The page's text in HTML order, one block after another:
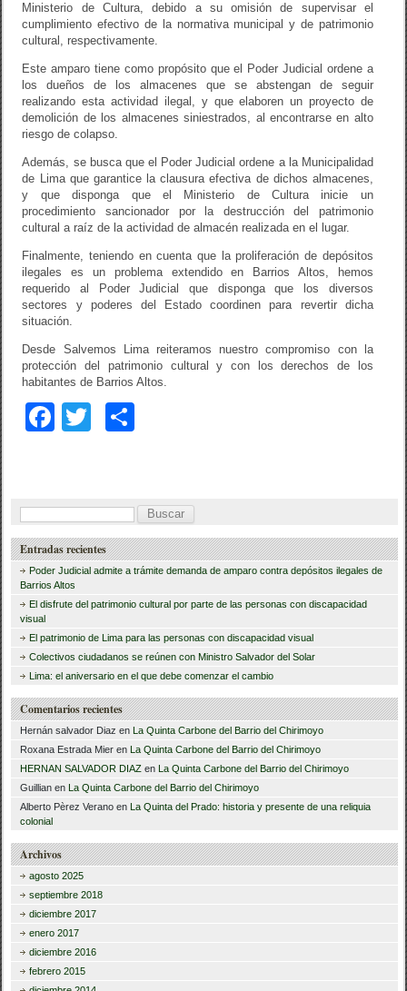
Ministerio de Cultura, debido a su omisión de supervisar el
cumplimiento efectivo de la normativa municipal y de patrimonio
cultural, respectivamente.
Este amparo tiene como propósito que el Poder Judicial ordene a
los dueños de los almacenes que se abstengan de seguir
realizando esta actividad ilegal, y que elaboren un proyecto de
demolición de los almacenes siniestrados, al encontrarse en alto
riesgo de colapso.
Además, se busca que el Poder Judicial ordene a la Municipalidad
de Lima que garantice la clausura efectiva de dichos almacenes,
y que disponga que el Ministerio de Cultura inicie un
procedimiento sancionador por la destrucción del patrimonio
cultural a raíz de la actividad de almacén realizada en el lugar.
Finalmente, teniendo en cuenta que la proliferación de depósitos
ilegales es un problema extendido en Barrios Altos, hemos
requerido al Poder Judicial que disponga que los diversos
sectores y poderes del Estado coordinen para revertir dicha
situación.
Desde Salvemos Lima reiteramos nuestro compromiso con la
protección del patrimonio cultural y con los derechos de los
habitantes de Barrios Altos.
F
e
b
o
o
er p
ar
tir
B
u
s
c
a
r
:
Entradas recientes
Poder Judicial admite a trámite demanda de amparo contra depósitos ilegales de
Barrios Altos
El disfrute del patrimonio cultural por parte de las personas con discapacidad
visual
El patrimonio de Lima para las personas con discapacidad visual
Colectivos ciudadanos se reúnen con Ministro Salvador del Solar
Lima: el aniversario en el que debe comenzar el cambio
Comentarios recientes
Hernán salvador Diaz en
La Quinta Carbone del Barrio del Chirimoyo
Roxana Estrada Mier en
La Quinta Carbone del Barrio del Chirimoyo
HERNAN SALVADOR DIAZ en
La Quinta Carbone del Barrio del Chirimoyo
Guillian en
La Quinta Carbone del Barrio del Chirimoyo
Alberto Pèrez Verano en
La Quinta del Prado: historia y presente de una reliquia
colonial
Archivos
agosto 2025
septiembre 2018
diciembre 2017
enero 2017
diciembre 2016
febrero 2015